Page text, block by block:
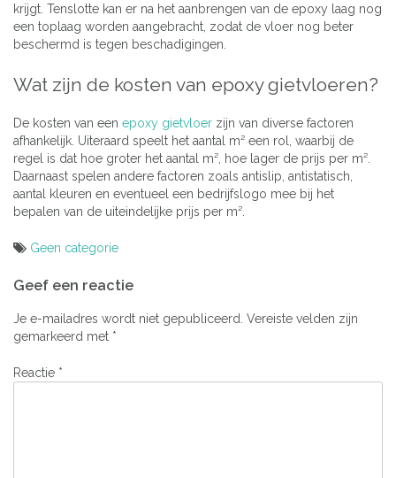
krijgt. Tenslotte kan er na het aanbrengen van de epoxy laag nog
een toplaag worden aangebracht, zodat de vloer nog beter
beschermd is tegen beschadigingen.
Wat zijn de kosten van epoxy gietvloeren?
De kosten van een epoxy gietvloer zijn van diverse factoren
afhankelijk. Uiteraard speelt het aantal m² een rol, waarbij de
regel is dat hoe groter het aantal m², hoe lager de prijs per m².
Daarnaast spelen andere factoren zoals antislip, antistatisch,
aantal kleuren en eventueel een bedrijfslogo mee bij het
bepalen van de uiteindelijke prijs per m².
Geen categorie
navigatie
Geef een reactie
Je e-mailadres wordt niet gepubliceerd. Vereiste velden zijn
gemarkeerd met *
Reactie *